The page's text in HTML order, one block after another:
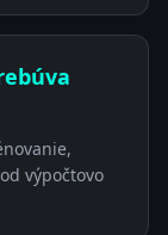
výpočtovo